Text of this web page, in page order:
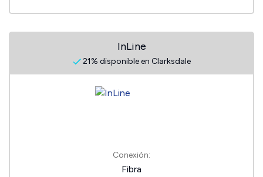
InLine
21% disponible en Clarksdale
Conexión:
Fibra